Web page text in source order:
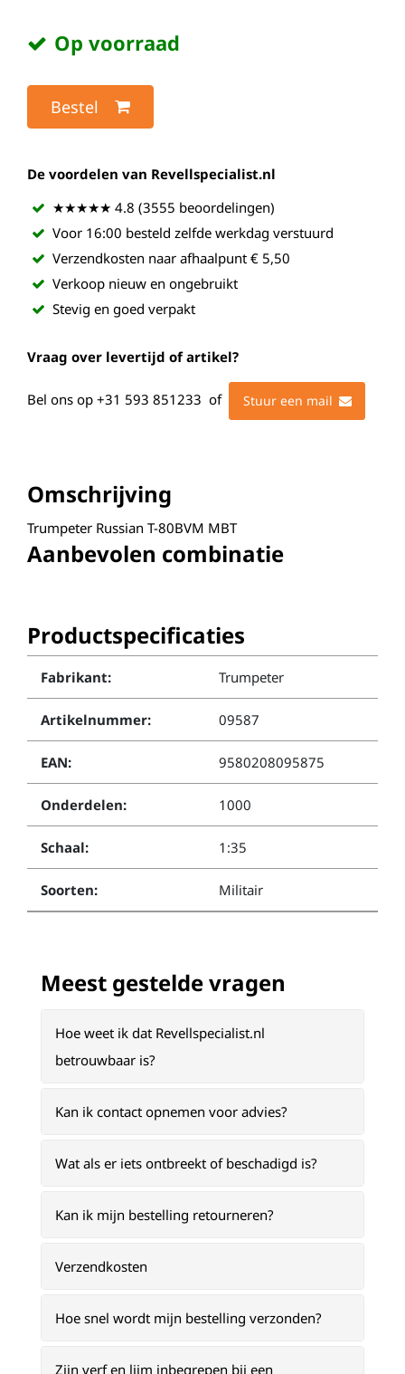
Op voorraad
Bestel
De voordelen van Revellspecialist.nl
★★★★★ 4.8 (3555 beoordelingen)
Voor 16:00 besteld zelfde werkdag verstuurd
Verzendkosten naar afhaalpunt € 5,50
Verkoop nieuw en ongebruikt
Stevig en goed verpakt
Vraag over levertijd of artikel?
Bel ons op +31 593 851233 of Stuur een mail
Omschrijving
Trumpeter Russian T-80BVM MBT
Aanbevolen combinatie
Productspecificaties
Fabrikant: Trumpeter
Artikelnummer: 09587
EAN: 9580208095875
Onderdelen: 1000
Schaal: 1:35
Soorten: Militair
Meest gestelde vragen
Hoe weet ik dat Revellspecialist.nl
betrouwbaar is?
Kan ik contact opnemen voor advies?
Wat als er iets ontbreekt of beschadigd is?
Kan ik mijn bestelling retourneren?
Verzendkosten
Hoe snel wordt mijn bestelling verzonden?
Zijn verf en lijm inbegrepen bij een